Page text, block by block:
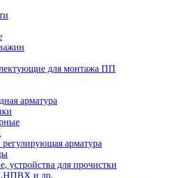
для монтажа ПП
арматура
арматура
устройства для прочистки
и др.